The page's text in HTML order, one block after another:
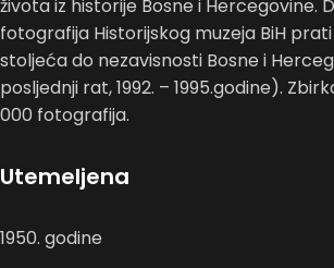
života iz historije Bosne i Hercegovine.
fotografija Historijskog muzeja BiH
stoljeća do nezavisnosti Bosne i
posljednji rat, 1992. – 1995.godine).
000 fotografija.
Utemeljena
1950. godine